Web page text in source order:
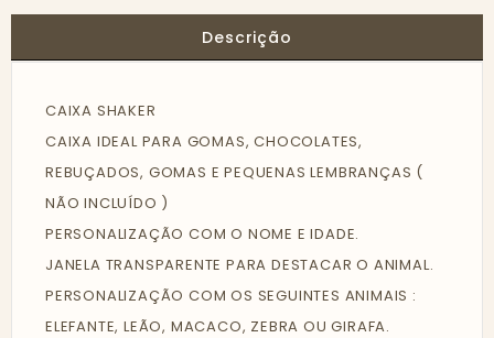
Descrição
CAIXA SHAKER
CAIXA IDEAL PARA GOMAS, CHOCOLATES,
REBUÇADOS, GOMAS E PEQUENAS LEMBRANÇAS (
NÃO INCLUÍDO )
PERSONALIZAÇÃO COM O NOME E IDADE.
JANELA TRANSPARENTE PARA DESTACAR O ANIMAL.
PERSONALIZAÇÃO COM OS SEGUINTES ANIMAIS :
ELEFANTE, LEÃO, MACACO, ZEBRA OU GIRAFA.